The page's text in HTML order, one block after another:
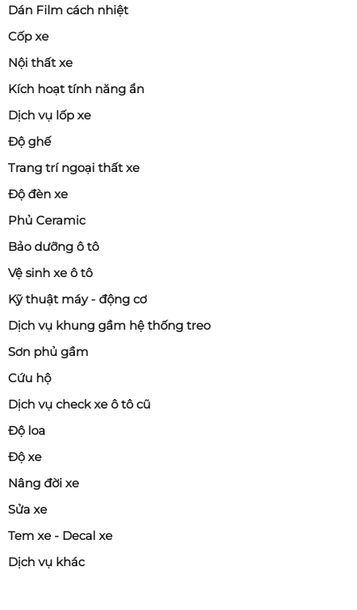
Dán Film cách nhiệt
Cốp xe
Nội thất xe
Kích hoạt tính năng ẩn
Dịch vụ lốp xe
Độ ghế
Trang trí ngoại thất xe
Độ đèn xe
Phủ Ceramic
Bảo dưỡng ô tô
Vệ sinh xe ô tô
Kỹ thuật máy - động cơ
Dịch vụ khung gầm hệ thống treo
Sơn phủ gầm
Cứu hộ
Dịch vụ check xe ô tô cũ
Độ loa
Độ xe
Nâng đời xe
Sửa xe
Tem xe - Decal xe
Dịch vụ khác